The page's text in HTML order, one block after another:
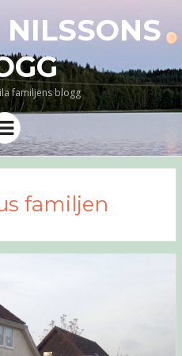
familjens blogg
Meny
familjen